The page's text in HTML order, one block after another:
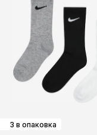
3 в опаковка